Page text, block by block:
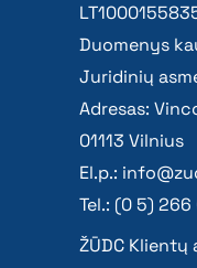
Duomenys
Juridinių
Adresas:
01113 Vilnius
El.p.:
Tel.: (0 5)
ŽŪDC